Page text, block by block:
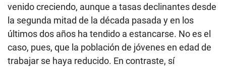
venido creciendo, aunque a tasas declinantes desde
la segunda mitad de la década pasada y en los
últimos dos años ha tendido a estancarse. No es el
caso, pues, que la población de jóvenes en edad de
trabajar se haya reducido. En contraste, sí